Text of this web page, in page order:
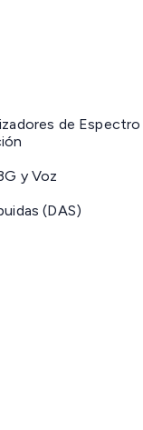
de Espectro
y Voz
(DAS)